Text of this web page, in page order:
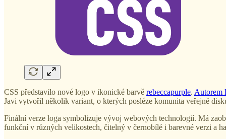
CSS představilo nové logo v ikonické barvě rebeccapurple. Autorem
Javi vytvořil několik variant, o kterých posléze komunita veřejně
Finální verze loga symbolizuje vývoj webových technologií. Má
funkční v různých velikostech, čitelný v černobílé i barevné verzi a